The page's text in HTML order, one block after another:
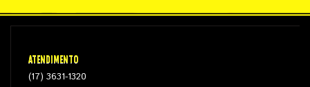
ATENDIMENTO
(17) 3631-1320